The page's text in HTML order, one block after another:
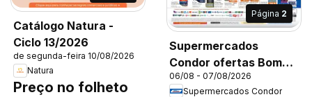
Catálogo Natura -
Ciclo 13/2026
de segunda-feira 10/08/2026
Natura
Preço no folheto
Página 2
Supermercados
Condor ofertas Bom
Dia Economia
06/08 - 07/08/2026
Supermercados Condor